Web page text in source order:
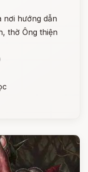
nơi hướng dẫn
thờ Ông thiện